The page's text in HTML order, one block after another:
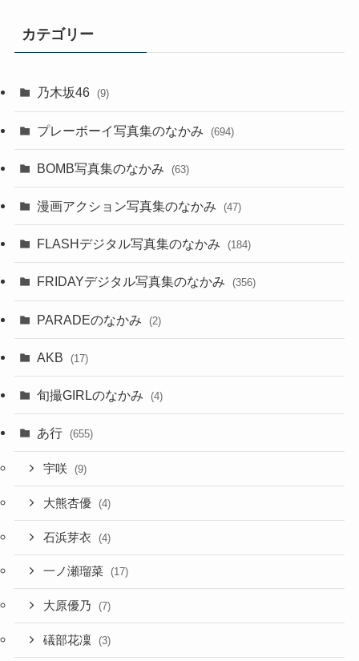
カテゴリー
乃木坂46 (9)
プレーボーイ写真集のなかみ (694)
BOMB写真集のなかみ (63)
漫画アクション写真集のなかみ (47)
FLASHデジタル写真集のなかみ (184)
FRIDAYデジタル写真集のなかみ (356)
PARADEのなかみ (2)
AKB (17)
旬撮GIRLのなかみ (4)
あ行 (655)
宇咲 (9)
大熊杏優 (4)
石浜芽衣 (4)
一ノ瀬瑠菜 (17)
大原優乃 (7)
礒部花凜 (3)